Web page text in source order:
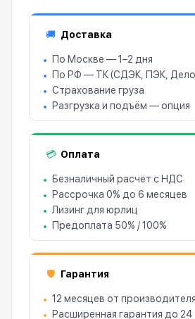
🚚 Доставка
По Москве — 1–2 дня
По РФ — ТК (СДЭК, ПЭК,
Страхование груза
Разгрузка и подъём — опция
💳 Оплата
Безналичный расчёт с НДС
Рассрочка 0% до 6 месяцев
Лизинг для юрлиц
Предоплата 50% / 100%
🛡 Гарантия
12 месяцев от производителя
Расширенная гарантия до